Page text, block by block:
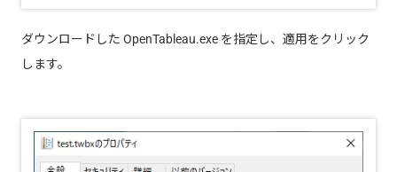
ダウンロードした OpenTableau.exe を指定し、適用をクリック
します。